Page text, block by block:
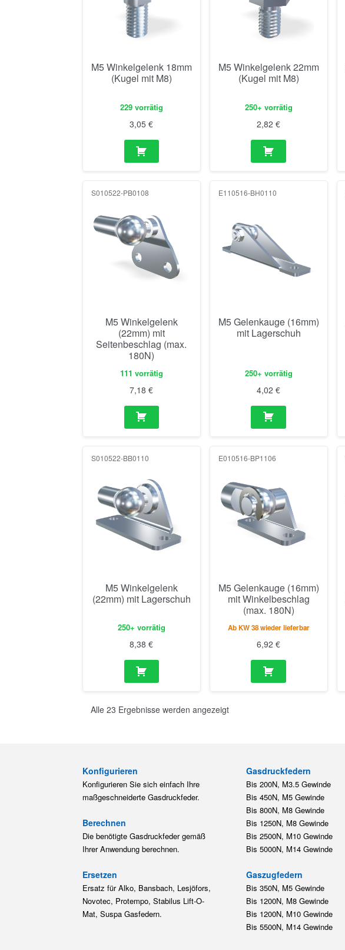
M5 Winkelgelenk 18mm
(Kugel mit M8)
229 vorrätig
3,05€
M5 Winkelgelenk 22mm
(Kugel mit M8)
250+ vorrätig
2,82€
S010522-PB0108
M5 Winkelgelenk
(22mm) mit
Seitenbeschlag (max.
180N)
111 vorrätig
7,18€
E110516-BH0110
M5 Gelenkauge (16mm)
mit Lagerschuh
250+ vorrätig
4,02€
S010522-BB0110
M5 Winkelgelenk
(22mm) mit Lagerschuh
250+ vorrätig
8,38€
E010516-BP1106
M5 Gelenkauge (16mm)
mit Winkelbeschlag
(max. 180N)
Ab KW 38 wieder lieferbar
6,92€
Alle 23 Ergebnisse werden angezeigt
Konfigurieren
Konfigurieren Sie sich einfach Ihre
maßgeschneiderte Gasdruckfeder.
Berechnen
Die benötigte Gasdruckfeder gemäß
Ihrer Anwendung berechnen.
Ersetzen
Ersatz für Alko, Bansbach, Lesjöfors,
Novotec, Protempo, Stabilus Lift-O-
Mat, Suspa Gasfedern.
Gasdruckfedern
Bis 200N, M3.5 Gewinde
Bis 450N, M5 Gewinde
Bis 800N, M8 Gewinde
Bis 1250N, M8 Gewinde
Bis 2500N, M10 Gewinde
Bis 5000N, M14 Gewinde
Gaszugfedern
Bis 350N, M5 Gewinde
Bis 1200N, M8 Gewinde
Bis 1200N, M10 Gewinde
Bis 5500N, M14 Gewinde